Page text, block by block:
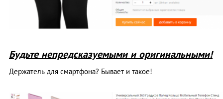
Будьте непредсказуемыми и оригинальными!
Держатель для смартфона? Бывает и такое!